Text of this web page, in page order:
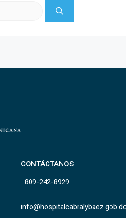
CONTÁCTANOS
809-242-8929